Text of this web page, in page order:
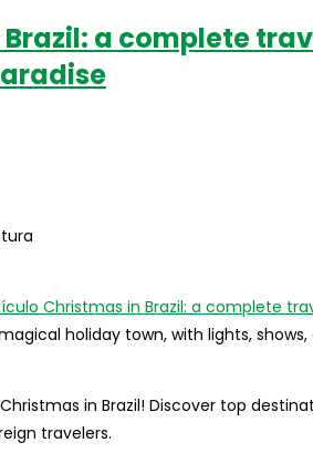
a complete
holiday town, with lights,
in Brazil! Discover top
travelers.